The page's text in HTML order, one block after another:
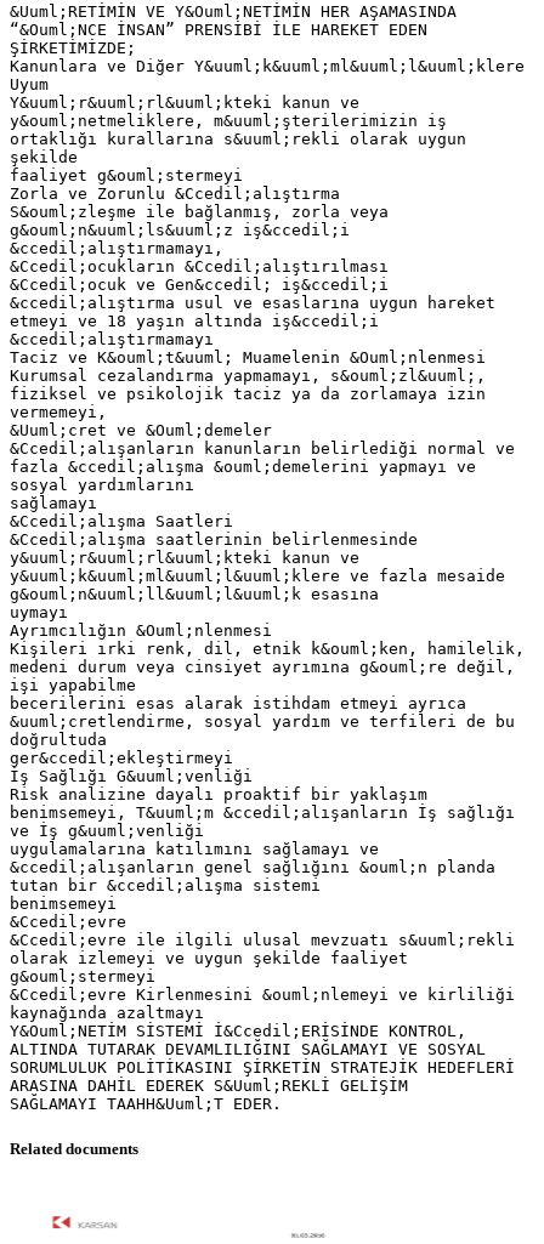
&Uuml;RETİMİN VE Y&Ouml;NETİMİN HER AŞAMASINDA
“&Ouml;NCE İNSAN” PRENSİBİ İLE HAREKET EDEN
ŞİRKETİMİZDE;
Kanunlara ve Diğer Y&uuml;k&uuml;ml&uuml;l&uuml;klere
Uyum
Y&uuml;r&uuml;rl&uuml;kteki kanun ve
y&ouml;netmeliklere, m&uuml;şterilerimizin iş
ortaklığı kurallarına s&uuml;rekli olarak uygun
şekilde
faaliyet g&ouml;stermeyi
Zorla ve Zorunlu &Ccedil;alıştırma
S&ouml;zleşme ile bağlanmış, zorla veya
g&ouml;n&uuml;ls&uuml;z iş&ccedil;i
&ccedil;alıştırmamayı,
&Ccedil;ocukların &Ccedil;alıştırılması
&Ccedil;ocuk ve Gen&ccedil; iş&ccedil;i
&ccedil;alıştırma usul ve esaslarına uygun hareket
etmeyi ve 18 yaşın altında iş&ccedil;i
&ccedil;alıştırmamayı
Taciz ve K&ouml;t&uuml; Muamelenin &Ouml;nlenmesi
Kurumsal cezalandırma yapmamayı, s&ouml;zl&uuml;,
fiziksel ve psikolojik taciz ya da zorlamaya izin
vermemeyi,
&Uuml;cret ve &Ouml;demeler
&Ccedil;alışanların kanunların belirlediği normal ve
fazla &ccedil;alışma &ouml;demelerini yapmayı ve
sosyal yardımlarını
sağlamayı
&Ccedil;alışma Saatleri
&Ccedil;alışma saatlerinin belirlenmesinde
y&uuml;r&uuml;rl&uuml;kteki kanun ve
y&uuml;k&uuml;ml&uuml;l&uuml;klere ve fazla mesaide
g&ouml;n&uuml;ll&uuml;l&uuml;k esasına
uymayı
Ayrımcılığın &Ouml;nlenmesi
Kişileri ırki renk, dil, etnik k&ouml;ken, hamilelik,
medeni durum veya cinsiyet ayrımına g&ouml;re değil,
işi yapabilme
becerilerini esas alarak istihdam etmeyi ayrıca
&uuml;cretlendirme, sosyal yardım ve terfileri de bu
doğrultuda
ger&ccedil;ekleştirmeyi
İş Sağlığı G&uuml;venliği
Risk analizine dayalı proaktif bir yaklaşım
benimsemeyi, T&uuml;m &ccedil;alışanların İş sağlığı
ve İş g&uuml;venliği
uygulamalarına katılımını sağlamayı ve
&ccedil;alışanların genel sağlığını &ouml;n planda
tutan bir &ccedil;alışma sistemi
benimsemeyi
&Ccedil;evre
&Ccedil;evre ile ilgili ulusal mevzuatı s&uuml;rekli
olarak izlemeyi ve uygun şekilde faaliyet
g&ouml;stermeyi
&Ccedil;evre Kirlenmesini &ouml;nlemeyi ve kirliliği
kaynağında azaltmayı
Y&Ouml;NETİM SİSTEMİ İ&Ccedil;ERİSİNDE KONTROL,
ALTINDA TUTARAK DEVAMLILIĞINI SAĞLAMAYI VE SOSYAL
SORUMLULUK POLİTİKASINI ŞİRKETİN STRATEJİK HEDEFLERİ
ARASINA DAHİL EDEREK S&Uuml;REKLİ GELİŞİM
Related documents